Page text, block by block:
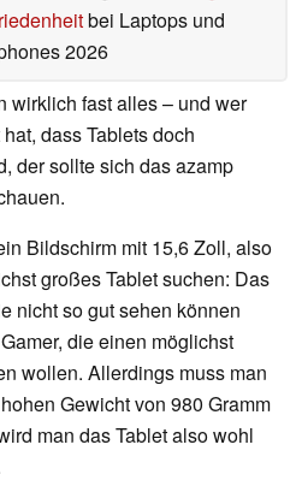
bei Laptops und
2026
wirklich fast alles – und wer
dass Tablets doch
der sollte sich das azamp
Bildschirm mit 15,6 Zoll, also
großes Tablet suchen: Das
nicht so gut sehen können
die einen möglichst
wollen. Allerdings muss man
Gewicht von 980 Gramm
man das Tablet also wohl